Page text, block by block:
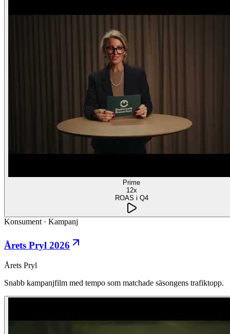
Prime
12x
ROAS i Q4
Konsument · Kampanj
Årets Pryl 2026
Årets Pryl
Snabb kampanjfilm med tempo som matchade säsongens trafiktopp.